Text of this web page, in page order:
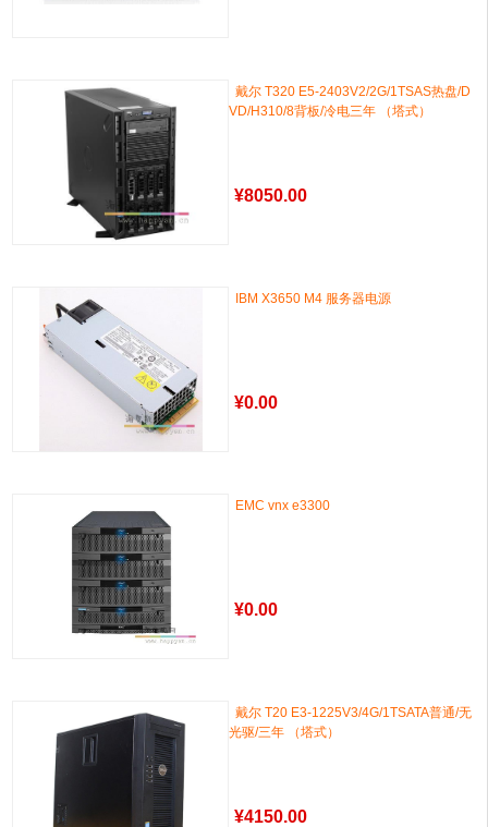
戴尔 T320 E5-2403V2/2G/1TSAS热盘/D
VD/H310/8背板/冷电三年 （塔式）
¥8050.00
IBM X3650 M4 服务器电源
¥0.00
EMC vnx e3300
¥0.00
戴尔 T20 E3-1225V3/4G/1TSATA普通/无
光驱/三年 （塔式）
¥4150.00